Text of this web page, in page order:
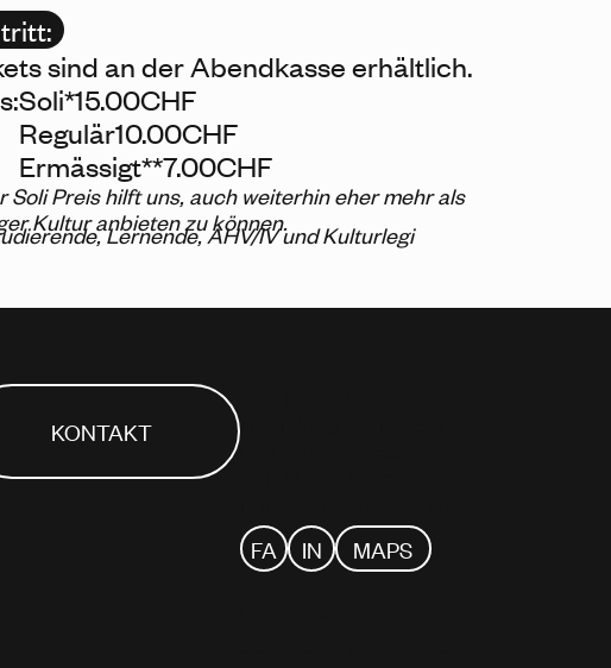
sind an der Abendkasse erhältlich.
Soli*15.00CHF
Regulär10.00CHF
Ermässigt**7.00CHF
Soli Preis hilft uns, auch weiterhin eher mehr als
Kultur anbieten zu können.
Lernende, AHV/IV und Kulturlegi
KONTAKT
FA
IN MAPS